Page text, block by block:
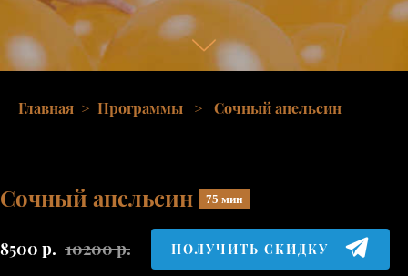
Главная > Программы > Сочный апельсин
Сочный апельсин 75 мин
8500 р. 10200р. ПОЛУЧИТЬ СКИДКУ